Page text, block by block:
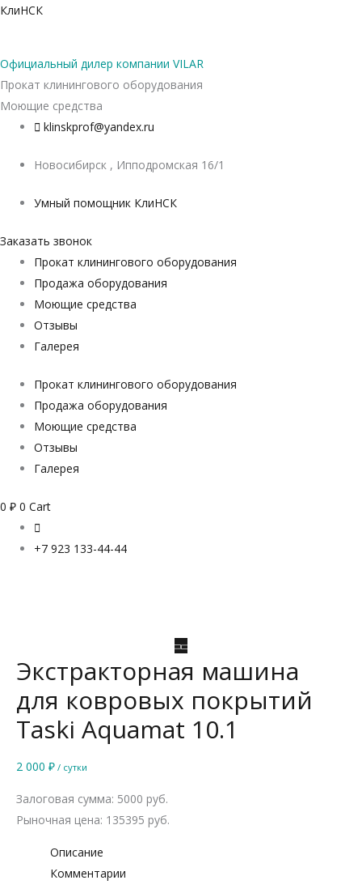
Перейти
КлиНСК
Официальный дилер компании VILAR
Прокат клинингового оборудования
Моющие средства
klinskprof@yandex.ru
Новосибирск , Ипподромская 16/1
Умный помощник КлиНСК
Заказать звонок
Прокат клинингового оборудования
Продажа оборудования
Моющие средства
Отзывы
Галерея
Прокат клинингового оборудования
Продажа оборудования
Моющие средства
Отзывы
Галерея
0 ₽ 0 Cart
+7 923 133-44-44
Экстракторная машина
для ковровых покрытий
Taski Aquamat 10.1
2 000 ₽ / сутки
Залоговая сумма: 5000 руб.
Рыночная цена: 135395 руб.
Описание
Комментарии